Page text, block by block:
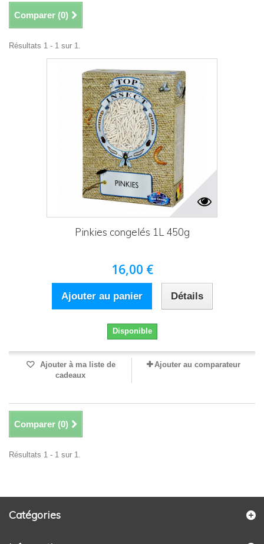
Comparer (0)
Résultats 1 - 1 sur 1.
Pinkies congelés 1L 450g
16,00 €
Ajouter au panier Détails
Disponible
Ajouter à ma liste de
cadeaux
Ajouter au comparateur
Comparer (0)
Résultats 1 - 1 sur 1.
Catégories